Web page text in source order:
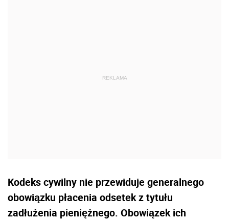
Kodeks cywilny nie przewiduje generalnego
obowiązku płacenia odsetek z tytułu
zadłużenia pieniężnego. Obowiązek ich